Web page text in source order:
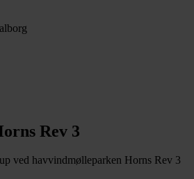
Rev 3
ved havvindmølleparken Horns Rev 3